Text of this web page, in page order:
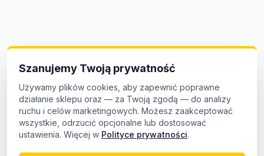
Szanujemy Twoją prywatność
Używamy plików cookies, aby zapewnić poprawne
działanie sklepu oraz — za Twoją zgodą — do analizy
ruchu i celów marketingowych. Możesz zaakceptować
wszystkie, odrzucić opcjonalne lub dostosować
ustawienia. Więcej w Polityce prywatności.